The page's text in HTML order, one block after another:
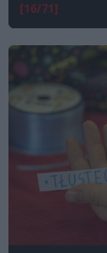
[16/71]